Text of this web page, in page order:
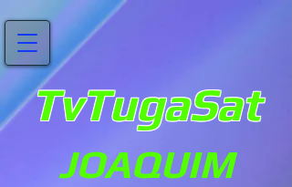
TvTugaSat
JOAQUIM